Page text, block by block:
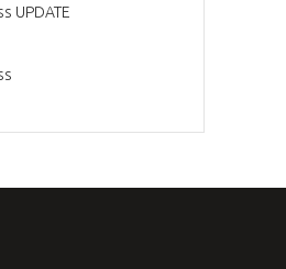
UPDATE